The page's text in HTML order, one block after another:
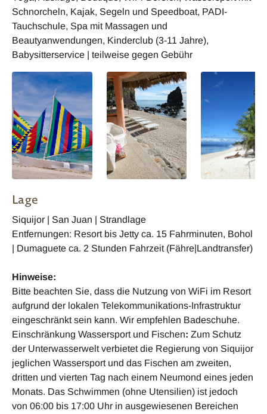
Schnorcheln, Kajak, Segeln und Speedboat, PADI-
Tauchschule, Spa mit Massagen und
Beautyanwendungen, Kinderclub (3-11 Jahre),
Babysitterservice | teilweise gegen Gebühr
Lage
Siquijor | San Juan | Strandlage
Entfernungen: Resort bis Jetty ca. 15 Fahrminuten, Bohol
| Dumaguete ca. 2 Stunden Fahrzeit (Fähre|Landtransfer)
Hinweise:
Bitte beachten Sie, dass die Nutzung von WiFi im Resort
aufgrund der lokalen Telekommunikations-Infrastruktur
eingeschränkt sein kann. Wir empfehlen Badeschuhe.
Einschränkung Wassersport und Fischen: Zum Schutz
der Unterwasserwelt verbietet die Regierung von Siquijor
jeglichen Wassersport und das Fischen am zweiten,
dritten und vierten Tag nach einem Neumond eines jeden
Monats. Das Schwimmen (ohne Utensilien) ist jedoch
von 06:00 bis 17:00 Uhr in ausgewiesenen Bereichen